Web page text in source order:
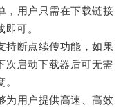
用户只需在下载链接
可。
断点续传功能，如果
次启动下载器后可无需
用户提供高速、高效